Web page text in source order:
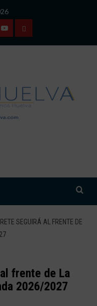
YoutubeTÉRMINOS
DE
USO
SEGUIRÁ AL FRENTE DE
frente de La
2026/2027